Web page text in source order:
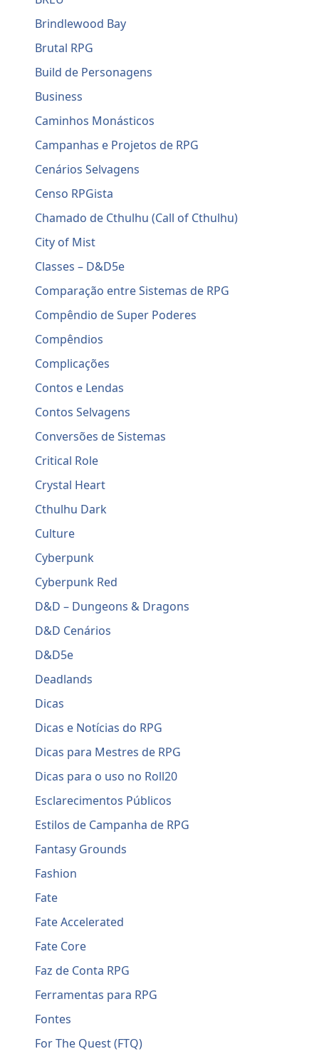
Brindlewood Bay
Brutal RPG
Build de Personagens
Business
Caminhos Monásticos
Campanhas e Projetos de RPG
Cenários Selvagens
Censo RPGista
Chamado de Cthulhu (Call of Cthulhu)
City of Mist
Classes – D&D5e
Comparação entre Sistemas de RPG
Compêndio de Super Poderes
Compêndios
Complicações
Contos e Lendas
Contos Selvagens
Conversões de Sistemas
Critical Role
Crystal Heart
Cthulhu Dark
Culture
Cyberpunk
Cyberpunk Red
D&D – Dungeons & Dragons
D&D Cenários
D&D5e
Deadlands
Dicas
Dicas e Notícias do RPG
Dicas para Mestres de RPG
Dicas para o uso no Roll20
Esclarecimentos Públicos
Estilos de Campanha de RPG
Fantasy Grounds
Fashion
Fate
Fate Accelerated
Fate Core
Faz de Conta RPG
Ferramentas para RPG
Fontes
For The Quest (FTQ)